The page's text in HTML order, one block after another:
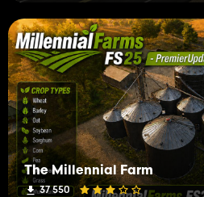
The Millennial Farm
37 550